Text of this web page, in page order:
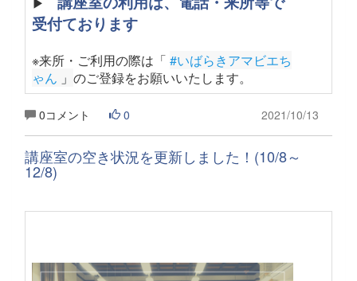
受付ております
※来所・ご利用の際は「 #いばらきアマビエち
ゃん 」 のご登録をお願いいたします。
0コメント 0 2021/10/13
講座室の空き状況を更新しました！(10/8～
12/8)